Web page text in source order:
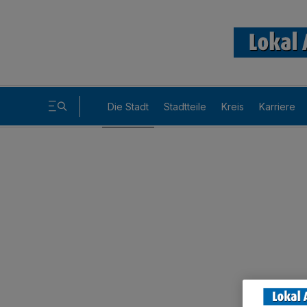
Die Stadt Stadtteile Kreis Karriere